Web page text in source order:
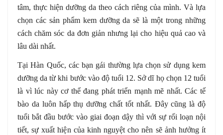
tâm, thực hiện dưỡng da theo cách riêng của mình. Và lựa
chọn các sản phẩm kem dưỡng da sẽ là một trong những
cách chăm sóc da đơn giản nhưng lại cho hiệu quả cao và
lâu dài nhất.
Tại Hàn Quốc, các bạn gái thường lựa chọn sử dụng kem
dưỡng da từ khi bước vào độ tuổi 12. Sở dĩ họ chọn 12 tuổi
là vì lúc này cơ thể đang phát triển mạnh mẽ nhất. Các tế
bào da luôn hấp thụ dưỡng chất tốt nhất. Đây cũng là độ
tuổi bắt đầu bước vào giai đoạn dậy thì với sự rối loạn nội
tiết, sự xuất hiện của kinh nguyệt cho nên sẽ ảnh hưởng ít